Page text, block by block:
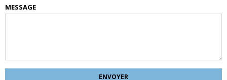
MESSAGE
ENVOYER